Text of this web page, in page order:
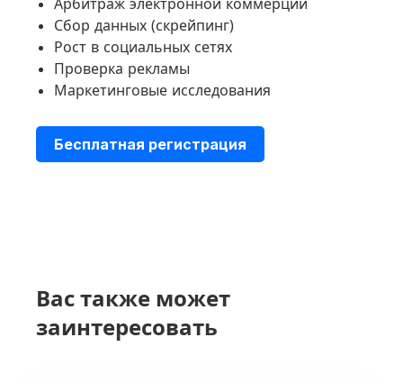
Сбор данных (скрейпинг)
Рост в социальных сетях
Проверка рекламы
Маркетинговые исследования
Бесплатная регистрация
Вас также может
заинтересовать